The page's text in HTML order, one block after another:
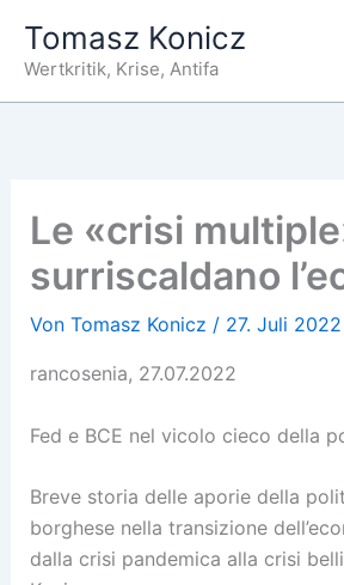
Inhalt
springen
Tomasz Konicz
Wertkritik, Krise, Antifa
Le «crisi
surriscaldano
Von Tomasz Konicz / 27. Juli 2022
rancosenia, 27.07.2022
Fed e BCE nel vicolo cieco della
Breve storia delle aporie della
borghese nella transizione
dalla crisi pandemica alla crisi